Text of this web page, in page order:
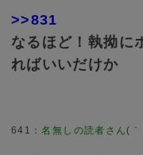
>>831
なるほど！執拗に
ればいいだけか
641 ：名無しの読者さん(